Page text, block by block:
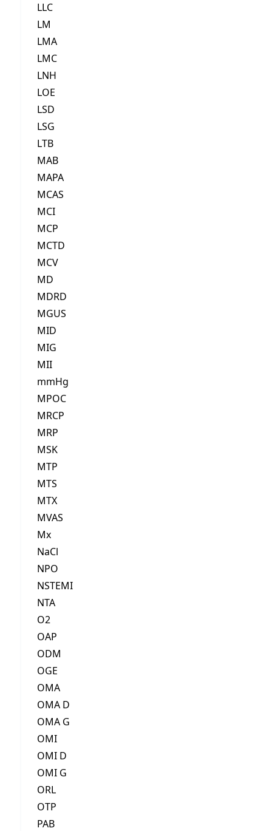
LLC
LM
LMA
LMC
LNH
LOE
LSD
LSG
LTB
MAB
MAPA
MCAS
MCI
MCP
MCTD
MCV
MD
MDRD
MGUS
MID
MIG
MII
mmHg
MPOC
MRCP
MRP
MSK
MTP
MTS
MTX
MVAS
Mx
NaCl
NPO
NSTEMI
NTA
O2
OAP
ODM
OGE
OMA
OMA D
OMA G
OMI
OMI D
OMI G
ORL
OTP
PAB